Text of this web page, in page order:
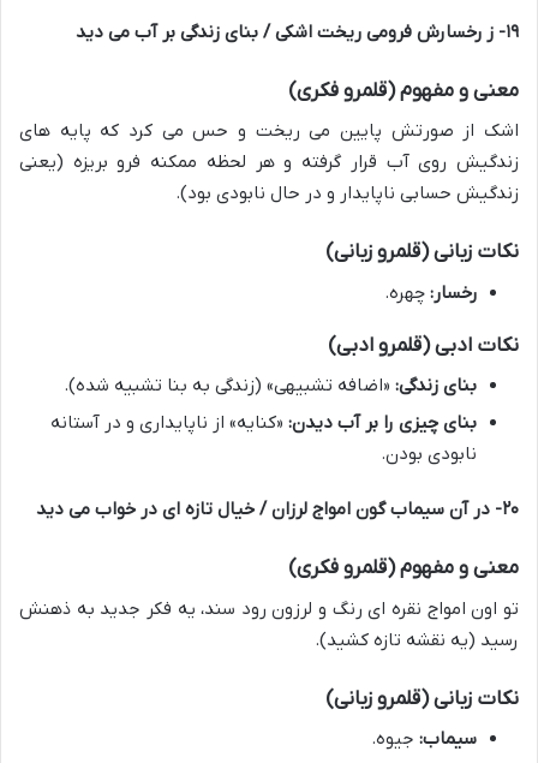
۱۹- ز رخسارش فرومی ریخت اشکی / بنای زندگی بر آب می دید
معنی و مفهوم (قلمرو فکری)
اشک از صورتش پایین می ریخت و حس می کرد که پایه های
زندگیش روی آب قرار گرفته و هر لحظه ممکنه فرو بریزه (یعنی
زندگیش حسابی ناپایدار و در حال نابودی بود).
نکات زبانی (قلمرو زبانی)
رخسار: چهره.
نکات ادبی (قلمرو ادبی)
بنای زندگی: «اضافه تشبیهی» (زندگی به بنا تشبیه شده).
بنای چیزی را بر آب دیدن: «کنایه» از ناپایداری و در آستانه
نابودی بودن.
۲۰- در آن سیماب گون امواج لرزان / خیال تازه ای در خواب می دید
معنی و مفهوم (قلمرو فکری)
تو اون امواج نقره ای رنگ و لرزون رود سند، یه فکر جدید به ذهنش
رسید (یه نقشه تازه کشید).
نکات زبانی (قلمرو زبانی)
سیماب: جیوه.